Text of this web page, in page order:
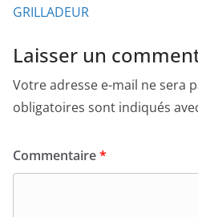
GRILLADEUR
Laisser un
Votre adresse e-mail ne sera
obligatoires sont indiqués
Commentaire*